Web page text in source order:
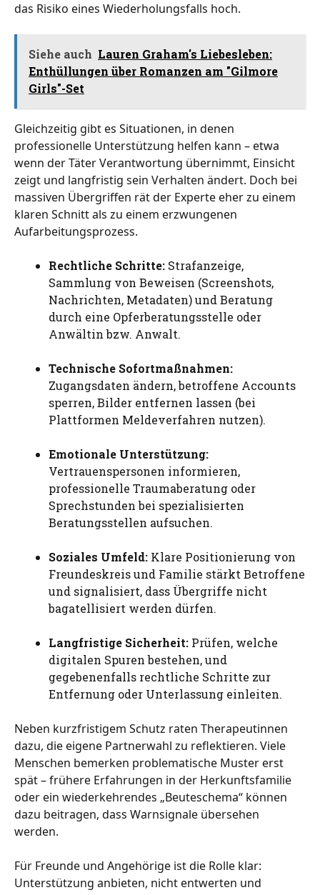
das Risiko eines Wiederholungsfalls hoch.
Siehe auch Lauren Graham's Liebesleben:
Enthüllungen über Romanzen am "Gilmore
Girls"-Set
Gleichzeitig gibt es Situationen, in denen
professionelle Unterstützung helfen kann – etwa
wenn der Täter Verantwortung übernimmt, Einsicht
zeigt und langfristig sein Verhalten ändert. Doch bei
massiven Übergriffen rät der Experte eher zu einem
klaren Schnitt als zu einem erzwungenen
Aufarbeitungsprozess.
Rechtliche Schritte: Strafanzeige,
Sammlung von Beweisen (Screenshots,
Nachrichten, Metadaten) und Beratung
durch eine Opferberatungsstelle oder
Anwältin bzw. Anwalt.
Technische Sofortmaßnahmen:
Zugangsdaten ändern, betroffene Accounts
sperren, Bilder entfernen lassen (bei
Plattformen Meldeverfahren nutzen).
Emotionale Unterstützung:
Vertrauenspersonen informieren,
professionelle Traumaberatung oder
Sprechstunden bei spezialisierten
Beratungsstellen aufsuchen.
Soziales Umfeld: Klare Positionierung von
Freundeskreis und Familie stärkt Betroffene
und signalisiert, dass Übergriffe nicht
bagatellisiert werden dürfen.
Langfristige Sicherheit: Prüfen, welche
digitalen Spuren bestehen, und
gegebenenfalls rechtliche Schritte zur
Entfernung oder Unterlassung einleiten.
Neben kurzfristigem Schutz raten Therapeutinnen
dazu, die eigene Partnerwahl zu reflektieren. Viele
Menschen bemerken problematische Muster erst
spät – frühere Erfahrungen in der Herkunftsfamilie
oder ein wiederkehrendes „Beuteschema“ können
dazu beitragen, dass Warnsignale übersehen
werden.
Für Freunde und Angehörige ist die Rolle klar:
Unterstützung anbieten, nicht entwerten und